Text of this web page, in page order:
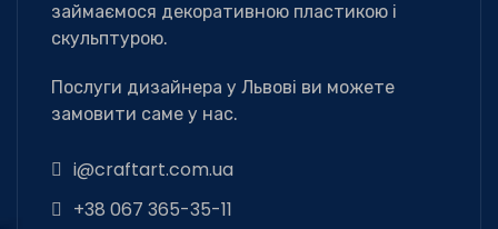
займаємося декоративною пластикою і
скульптурою.
Послуги дизайнера у Львові ви можете
замовити саме у нас.
i@craftart.com.ua
+38 067 365-35-11